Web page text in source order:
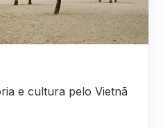
e cultura pelo Vietnã